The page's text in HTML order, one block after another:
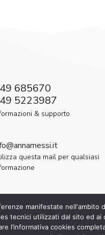
685670
5223987
& supporto
questa mail per qualsiasi
manifestate nell'ambito
tecnici utilizzati dal sito ed ai
l’informativa cookies